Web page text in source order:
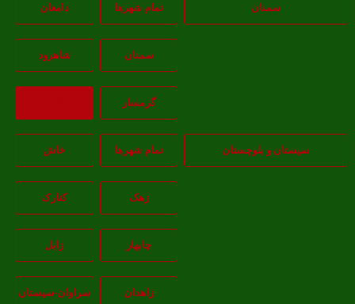
سمنان تمام شهر‌ها دامغان
سمنان شاهرود
گرمسار
سیستان و بلوچستان تمام شهر‌ها خاش
زهک کنارک
چابهار زابل
زاهدان سراوان-سيستان